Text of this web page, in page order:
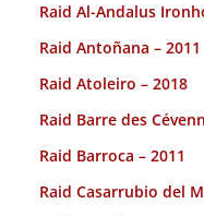
Raid Al-Andalus
Raid Antoñana – 2011
Raid Atoleiro – 2018
Raid Barre des
Raid Barroca – 2011
Raid Casarrubio del